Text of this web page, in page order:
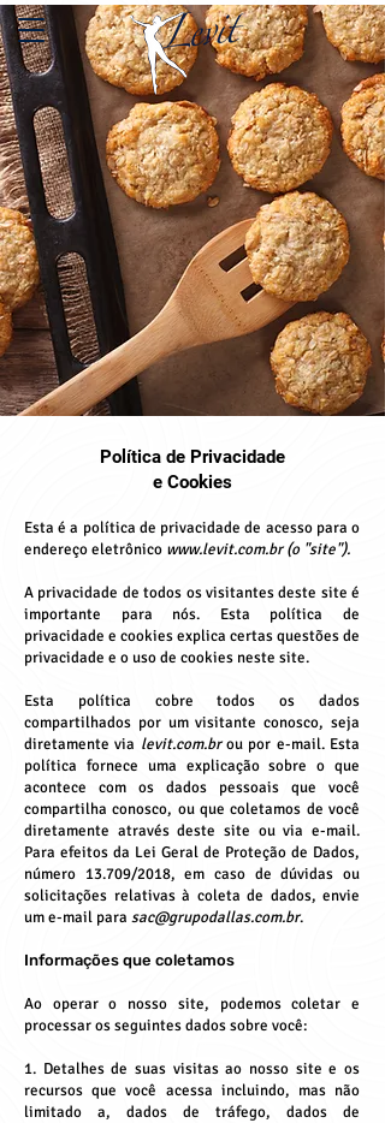
Política de Privacidade
e Cookies
Esta é a política de privacidade de acesso para o
endereço eletrônico www.levit.com.br(o "site").
A privacidade de todos os visitantes deste site é
importante para nós. Esta política de
privacidade e cookies explica certas questões de
privacidade e o uso de cookies neste site.
Esta política cobre todos os dados
compartilhados por um visitante conosco, seja
diretamente via levit.com.brou por e-mail. Esta
política fornece uma explicação sobre o que
acontece com os dados pessoais que você
compartilha conosco, ou que coletamos de você
diretamente através deste site ou via e-mail.
Para efeitos da Lei Geral de Proteção de Dados,
número 13.709/2018, em caso de dúvidas ou
solicitações relativas à coleta de dados, envie
um e-mail para sac@grupodallas.com.br.
Informações que coletamos
Ao operar o nosso site, podemos coletar e
processar os seguintes dados sobre você:
1. Detalhes de suas visitas ao nosso site e os
recursos que você acessa incluindo, mas não
limitado a, dados de tráfego, dados de